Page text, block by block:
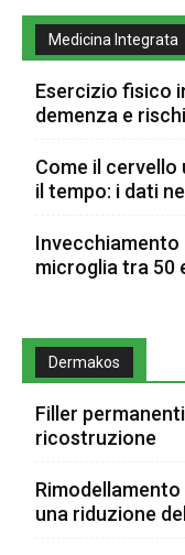
Medicina Integrata
Esercizio fisico
demenza e
Come il
il tempo: i dati
Invecchiamento
microglia tra 50
Dermakos
Filler
ricostruzione
una riduzione